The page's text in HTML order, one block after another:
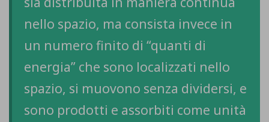
nello spazio, ma consista invece in
un numero finito di “quanti di
energia” che sono localizzati nello
spazio, si muovono senza dividersi, e
sono prodotti e assorbiti come unità